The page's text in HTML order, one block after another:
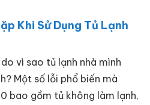
Khi Sử Dụng Tủ Lạnh
vì sao tủ lạnh nhà mình
Một số lỗi phổ biến mà
bao gồm tủ không làm lạnh,